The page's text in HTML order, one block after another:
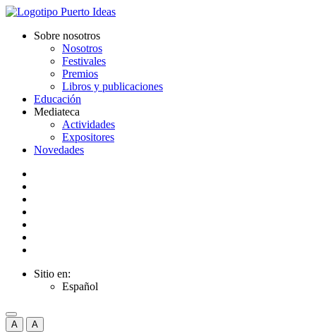
Sobre nosotros
Nosotros
Festivales
Premios
Libros y publicaciones
Educación
Mediateca
Actividades
Expositores
Novedades
Sitio en:
Español
A A